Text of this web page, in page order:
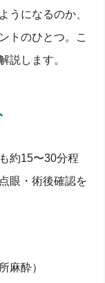
うになるのか、
トのひとつ。こ
説します。
約15〜30分程
眼・術後確認を
麻酔）